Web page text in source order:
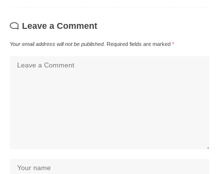
Leave a Comment
Your email address will not be published. Required fields are marked *